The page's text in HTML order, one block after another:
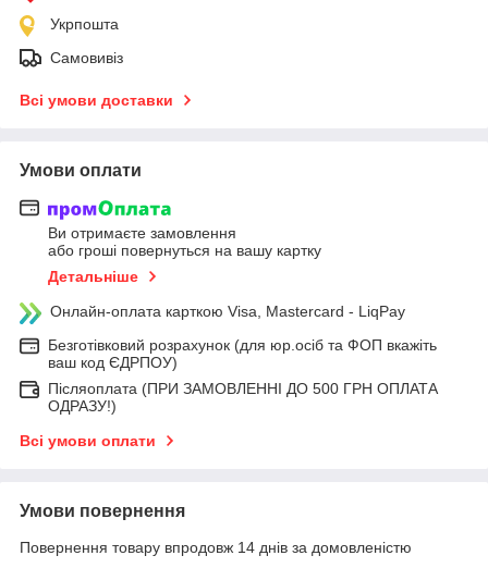
Укрпошта
Самовивіз
Всі умови доставки
Умови оплати
Ви отримаєте замовлення
або гроші повернуться на вашу картку
Детальніше
Онлайн-оплата карткою Visa, Mastercard - LiqPay
Безготівковий розрахунок (для юр.осіб та ФОП вкажіть
ваш код ЄДРПОУ)
Післяоплата (ПРИ ЗАМОВЛЕННІ ДО 500 ГРН ОПЛАТА
ОДРАЗУ!)
Всі умови оплати
Умови повернення
Повернення товару впродовж 14 днів за домовленістю